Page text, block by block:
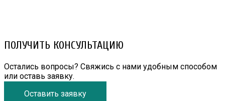
ПОЛУЧИТЬ КОНСУЛЬТАЦИЮ
Остались вопросы? Свяжись с нами удобным способом
или оставь заявку.
Оставить заявку